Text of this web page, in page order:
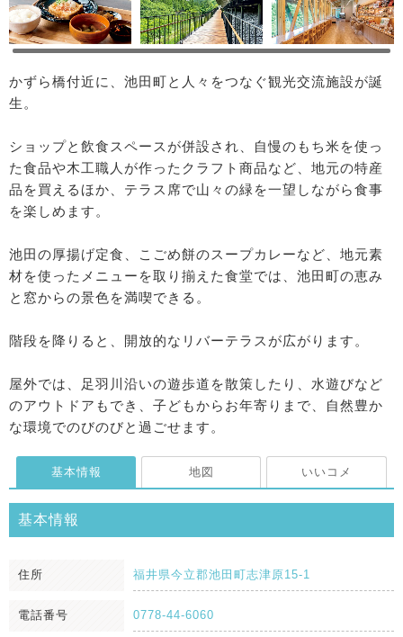
かずら橋付近に、池田町と人々をつなぐ観光交流施設が誕
生。
ショップと飲食スペースが併設され、自慢のもち米を使っ
た食品や木工職人が作ったクラフト商品など、地元の特産
品を買えるほか、テラス席で山々の緑を一望しながら食事
を楽しめます。
池田の厚揚げ定食、こごめ餅のスープカレーなど、地元素
材を使ったメニューを取り揃えた食堂では、池田町の恵み
と窓からの景色を満喫できる。
階段を降りると、開放的なリバーテラスが広がります。
屋外では、足羽川沿いの遊歩道を散策したり、水遊びなど
のアウトドアもでき、子どもからお年寄りまで、自然豊か
な環境でのびのびと過ごせます。
基本情報 地図 いいコメ
基本情報
住所 福井県今立郡池田町志津原15-1
電話番号 0778-44-6060